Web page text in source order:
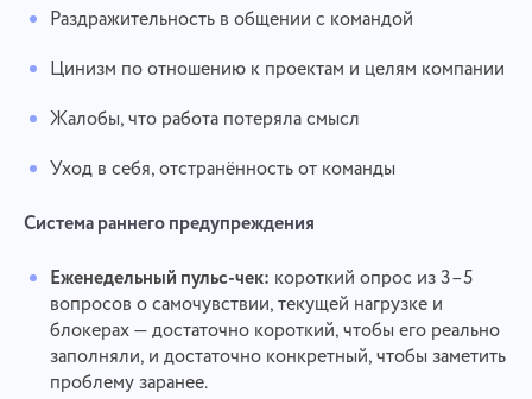
Раздражительность в общении с командой
Цинизм по отношению к проектам и целям компании
Жалобы, что работа потеряла смысл
Уход в себя, отстранённость от команды
Система раннего предупреждения
Еженедельный пульс-чек: короткий опрос из 3–5
вопросов о самочувствии, текущей нагрузке и
блокерах — достаточно короткий, чтобы его реально
заполняли, и достаточно конкретный, чтобы заметить
проблему заранее.